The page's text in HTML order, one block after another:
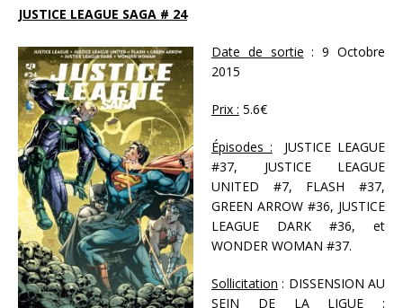
JUSTICE LEAGUE SAGA # 24
Date de sortie : 9 Octobre
2015
Prix : 5.6€
Épisodes : JUSTICE LEAGUE
#37, JUSTICE LEAGUE
UNITED #7, FLASH #37,
GREEN ARROW #36, JUSTICE
LEAGUE DARK #36, et
WONDER WOMAN #37.
Sollicitation : DISSENSION AU
SEIN DE LA LIGUE :